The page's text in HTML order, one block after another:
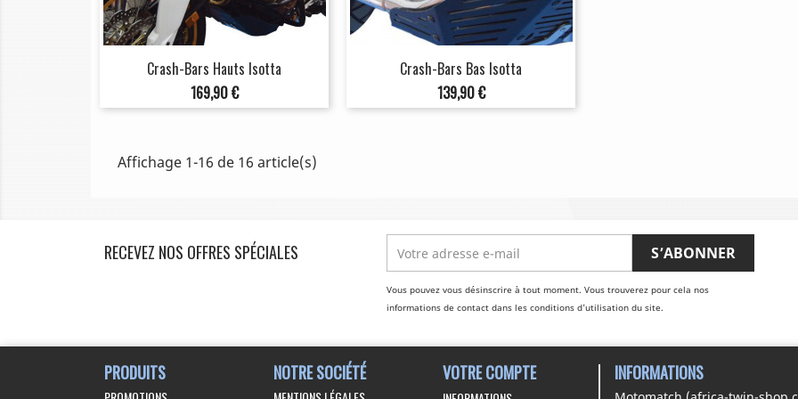
Crash-Bars Hauts Isotta
Prix
169,90 €
Crash-Bars Bas Isotta
Prix
139,90 €
Affichage 1-16 de 16 article(s)
RECEVEZ NOS OFFRES SPÉCIALES
Vous pouvez vous désinscrire à tout moment. Vous trouverez pour cela nos
informations de contact dans les conditions d'utilisation du site.
PRODUITS NOTRE SOCIÉTÉ VOTRE COMPTE INFORMATIONS